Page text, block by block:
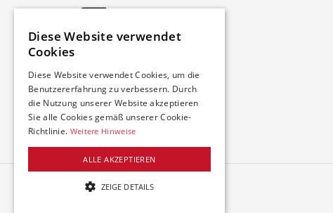
Partner
Diese Website verwendet
Cookies
Diese Website verwendet Cookies, um die
Benutzererfahrung zu verbessern. Durch
die Nutzung unserer Website akzeptieren
Sie alle Cookies gemäß unserer Cookie-
Richtlinie. Weitere Hinweise
ALLE AKZEPTIEREN
ZEIGE DETAILS